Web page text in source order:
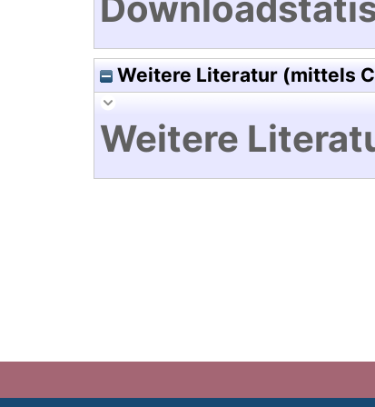
Weitere Literatur (mittels
Weitere